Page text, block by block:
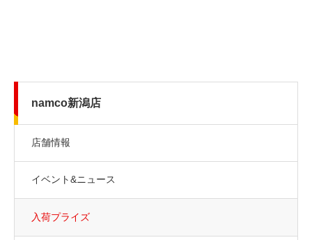
namco新潟店
店舗情報
イベント&ニュース
入荷プライズ